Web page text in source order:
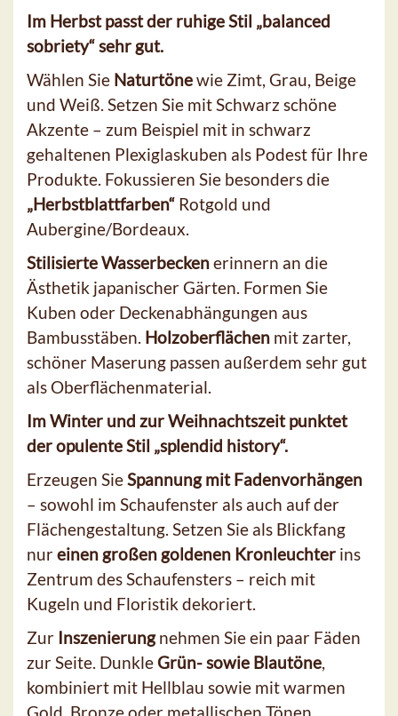
Im Herbst passt der ruhige Stil „balanced
sobriety“ sehr gut.
Wählen Sie Naturtönewie Zimt, Grau, Beige
und Weiß. Setzen Sie mit Schwarz schöne
Akzente – zum Beispiel mit in schwarz
gehaltenen Plexiglaskuben als Podest für Ihre
Produkte. Fokussieren Sie besonders die
„Herbstblattfarben“ Rotgold und
Aubergine/Bordeaux.
Stilisierte Wasserbeckenerinnern an die
Ästhetik japanischer Gärten. Formen Sie
Kuben oder Deckenabhängungen aus
Bambusstäben. Holzoberflächen mit zarter,
schöner Maserung passen außerdem sehr gut
als Oberflächenmaterial.
Im Winter und zur Weihnachtszeit punktet
der opulente Stil „splendid history“.
Erzeugen SieSpannung mit Fadenvorhängen
– sowohl im Schaufenster als auch auf der
Flächengestaltung. Setzen Sie als Blickfang
nureinen großen goldenen Kronleuchter ins
Zentrum des Schaufensters – reich mit
Kugeln und Floristik dekoriert.
Zur Inszenierungnehmen Sie ein paar Fäden
zur Seite. DunkleGrün- sowie Blautöne,
kombiniert mit Hellblau sowie mit warmen